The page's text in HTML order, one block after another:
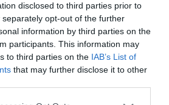
disclosed to third parties prior to
opt-out of the further
information by third parties on the
participants. This information may
to third parties on the IAB’s List of
that may further disclose it to other